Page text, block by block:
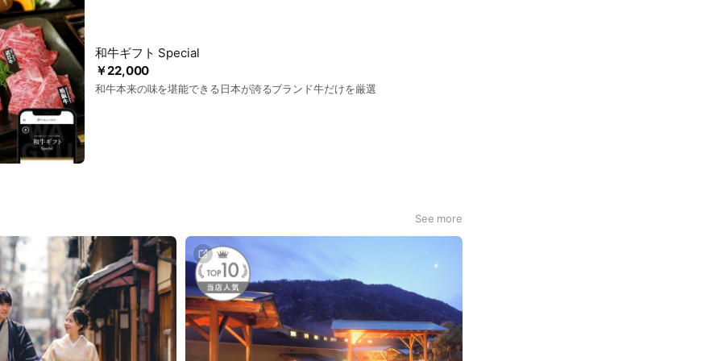
￥22,000
和牛ギフト Special
和牛本来の味を堪能できる日本が誇るブランド牛だけを厳選
See more